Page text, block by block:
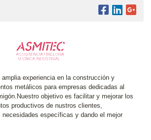
experiencia en la construcción y
metálicos para empresas dedicadas al
objetivo es facilitar y mejorar los
productivos de nustros clientes,
necesidades específicas y dando el mejor